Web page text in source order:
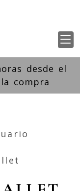
desde el
compra